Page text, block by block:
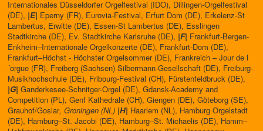
Internationales Düsseldorfer Orgelfestival (IDO), Dillingen-Orgelfestival
(DE), |E| Eperny (FR), Eurovia-Festival, Erfurt Dom (DE), Erkelenz-St
Lambertus, Erwitte (DE), Essen-St Lambertus (DE), Esslingen
Stadtkirche (DE), Ev. Stadtkirche Karlsruhe (DE), |F| Frankfurt-Bergen-
Enkheim–Internationale Orgelkonzerte (DE), Frankfurt-Dom (DE),
Frankfurt–Höchst - Höchster Orgelsommer (DE), Frankreich – Jour de l
´orgue (FR), Freiberg (Sachsen) Silbermann-Gesellschaft (DE), Freiburg-
Musikhochschule (DE), Fribourg-Festival (CH), Fürstenfeldbruck (DE),
|G| Ganderkesee-Schnitger-Orgel (DE), Gdansk-Academy and
Competition (PL), Genf Kathedrale (CH), Giengen (DE), Göteborg (SE),
Grauhof/Goslar, Groningen (NL) |H| Haarlem (NL), Hamburg Orgelstadt
(DE), Hamburg–St. Jacobi (DE), Hamburg–St. Michaelis (DE), Hamm–